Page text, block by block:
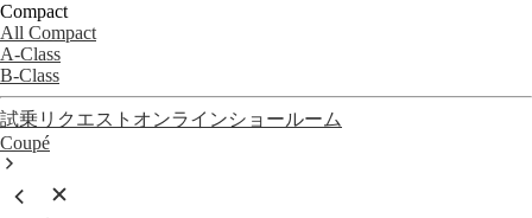
Compact
All Compact
A-Class
B-Class
試乗リクエスト オンラインショールーム
Coupé